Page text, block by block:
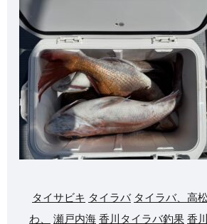
タイサビキ タイラバ タイラバ、高
わ、
瀬戸内海 香川タイラバ釣果 香